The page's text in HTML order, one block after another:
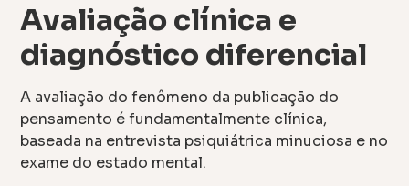
Avaliação clínica e
diagnóstico diferencial
A avaliação do fenômeno da publicação do
pensamento é fundamentalmente clínica,
baseada na entrevista psiquiátrica minuciosa e no
exame do estado mental.